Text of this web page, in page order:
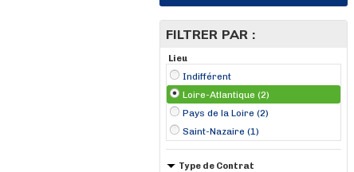
FILTRER PAR :
Lieu
Indifférent
Loire-Atlantique (2)
Pays de la Loire (2)
Saint-Nazaire (1)
Type de Contrat